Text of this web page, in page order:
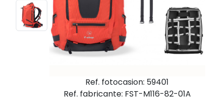
Ref. fotocasion: 59401
Ref. fabricante: FST-M116-82-01A